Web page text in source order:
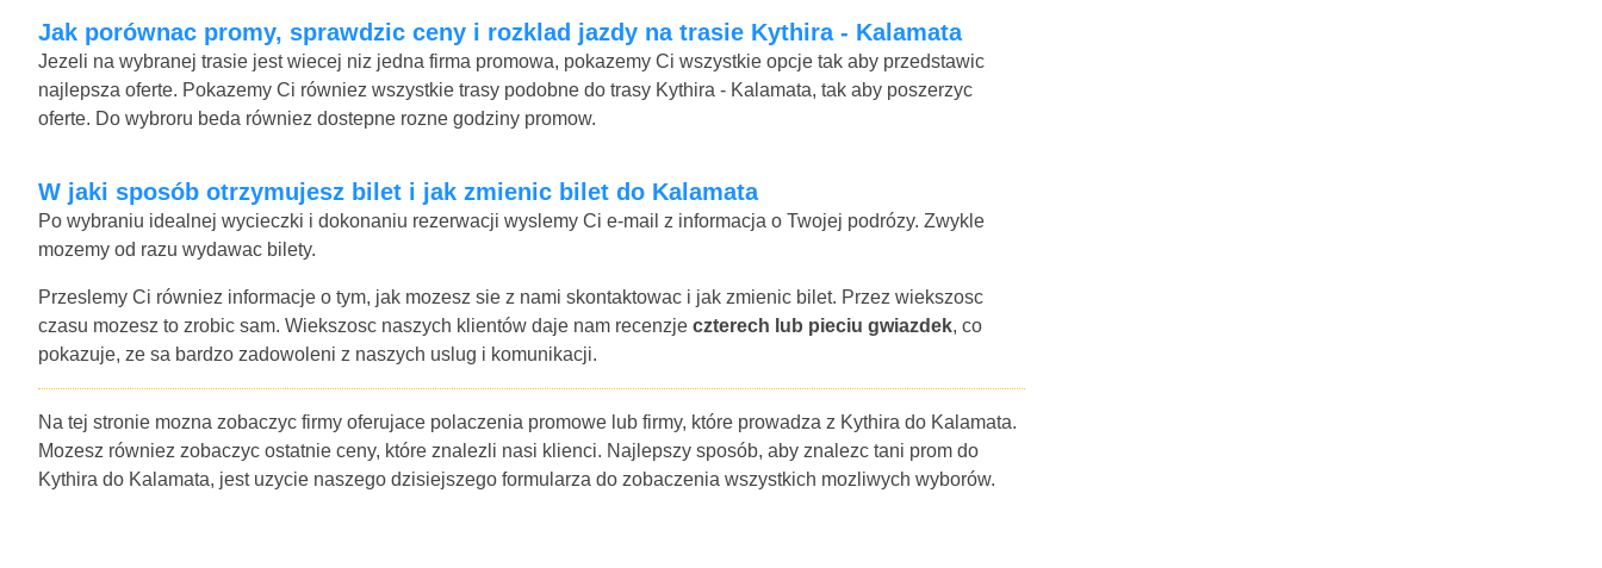
Jak porównac promy, sprawdzic ceny i rozklad jazdy na trasie Kythira - Kalamata
Jezeli na wybranej trasie jest wiecej niz jedna firma promowa, pokazemy Ci wszystkie opcje tak aby przedstawic
najlepsza oferte. Pokazemy Ci równiez wszystkie trasy podobne do trasy Kythira - Kalamata, tak aby poszerzyc
oferte. Do wybroru beda równiez dostepne rozne godziny promow.
W jaki sposób otrzymujesz bilet i jak zmienic bilet do Kalamata
Po wybraniu idealnej wycieczki i dokonaniu rezerwacji wyslemy Ci e-mail z informacja o Twojej podrózy. Zwykle
mozemy od razu wydawac bilety.
Przeslemy Ci równiez informacje o tym, jak mozesz sie z nami skontaktowac i jak zmienic bilet. Przez wiekszosc
czasu mozesz to zrobic sam. Wiekszosc naszych klientów daje nam recenzje czterech lub pieciu gwiazdek, co
pokazuje, ze sa bardzo zadowoleni z naszych uslug i komunikacji.
Na tej stronie mozna zobaczyc firmy oferujace polaczenia promowe lub firmy, które prowadza z Kythira do Kalamata.
Mozesz równiez zobaczyc ostatnie ceny, które znalezli nasi klienci. Najlepszy sposób, aby znalezc tani prom do
Kythira do Kalamata, jest uzycie naszego dzisiejszego formularza do zobaczenia wszystkich mozliwych wyborów.